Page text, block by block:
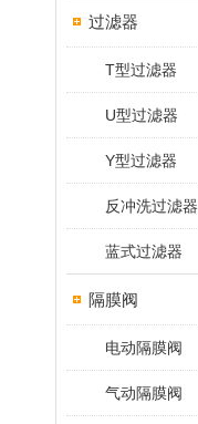
过滤器
T型过滤器
U型过滤器
Y型过滤器
反冲洗过滤器
蓝式过滤器
隔膜阀
电动隔膜阀
气动隔膜阀